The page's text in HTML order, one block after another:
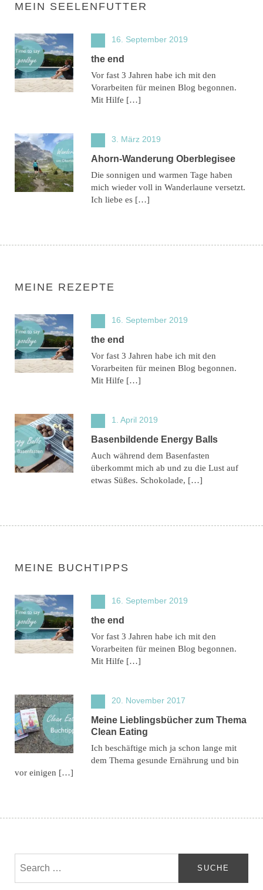
MEIN SEELENFUTTER
16. September 2019
the end
Vor fast 3 Jahren habe ich mit den
Vorarbeiten für meinen Blog begonnen.
Mit Hilfe […]
3. März 2019
Ahorn-Wanderung Oberblegisee
Die sonnigen und warmen Tage haben
mich wieder voll in Wanderlaune versetzt.
Ich liebe es […]
MEINE REZEPTE
16. September 2019
the end
Vor fast 3 Jahren habe ich mit den
Vorarbeiten für meinen Blog begonnen.
Mit Hilfe […]
1. April 2019
Basenbildende Energy Balls
Auch während dem Basenfasten
überkommt mich ab und zu die Lust auf
etwas Süßes. Schokolade, […]
MEINE BUCHTIPPS
16. September 2019
the end
Vor fast 3 Jahren habe ich mit den
Vorarbeiten für meinen Blog begonnen.
Mit Hilfe […]
20. November 2017
Meine Lieblingsbücher zum Thema
Clean Eating
Ich beschäftige mich ja schon lange mit
dem Thema gesunde Ernährung und bin
vor einigen […]